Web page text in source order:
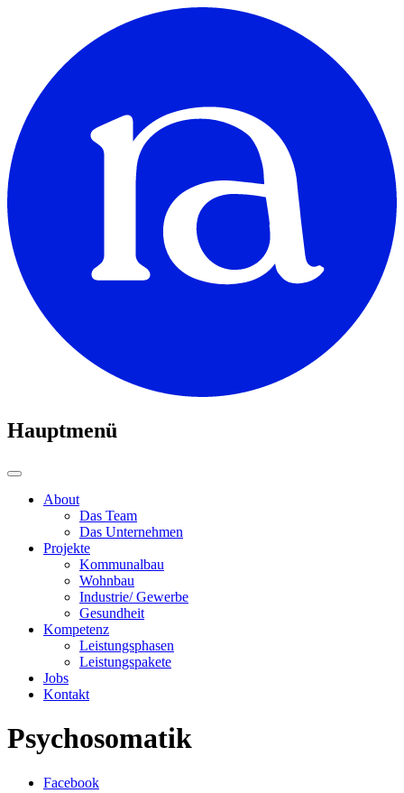
Hauptmenü
About
Das Team
Das Unternehmen
Projekte
Kommunalbau
Wohnbau
Industrie/ Gewerbe
Gesundheit
Kompetenz
Leistungsphasen
Leistungspakete
Jobs
Kontakt
Psychosomatik
Facebook